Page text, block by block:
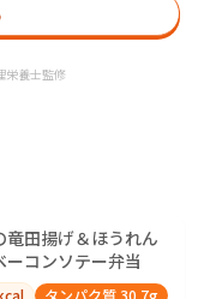
栄養士監修
竜田揚げ＆ほうれん
ーコンソテー弁当